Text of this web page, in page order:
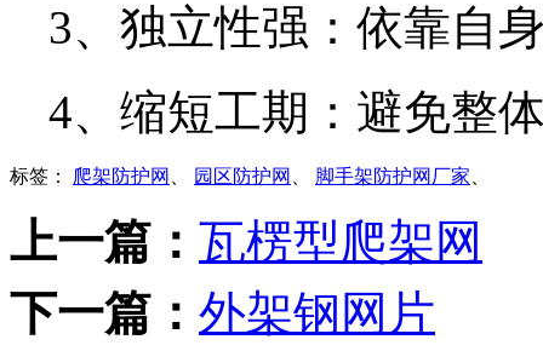
3、独立性强：依靠自
4、缩短工期：避免整
标签： 爬架防护网 园区防护网 脚手架防护网厂家
上一篇： 瓦楞型爬架网
下一篇： 外架钢网片